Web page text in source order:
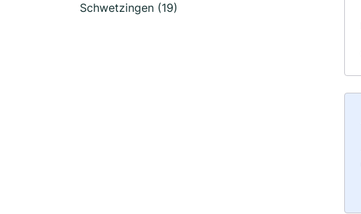
Schwetzingen (19)